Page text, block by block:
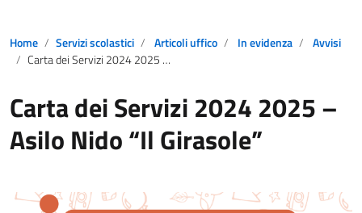
Home Servizi scolastici Articoli uffico In evidenza
Avvisi
Carta dei Servizi 2024 2025 – Asilo Nido “Il Girasole”
Carta dei Servizi 2024 2025 –
Asilo Nido “Il Girasole”